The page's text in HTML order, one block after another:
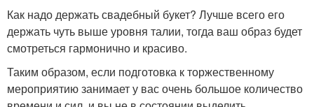
Как надо держать свадебный букет? Лучше всего его
держать чуть выше уровня талии, тогда ваш образ будет
смотреться гармонично и красиво.
Таким образом, если подготовка к торжественному
мероприятию занимает у вас очень большое количество